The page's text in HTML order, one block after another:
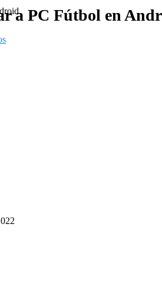
a PC Fútbol en